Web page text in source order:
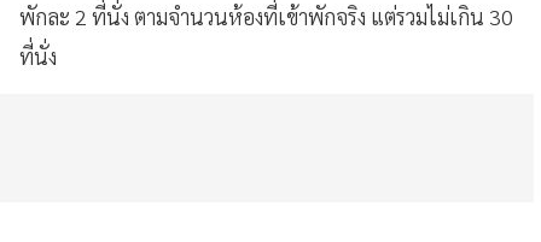
พักละ 2 ที่นั่ง ตามจำนวนห้องที่เข้าพักจริง แต่รวมไม่เกิน 30
ที่นั่ง